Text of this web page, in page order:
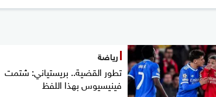
رياضة
تطور القضية.. بريستياني: شتمت
فينيسيوس بهذا اللفظ